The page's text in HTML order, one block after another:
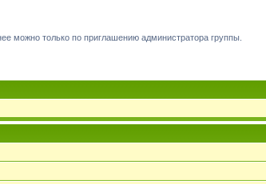
можно только по приглашению администратора группы.